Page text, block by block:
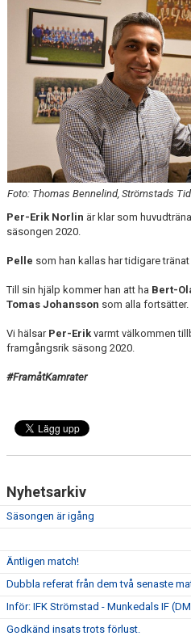
TRUPP
MATCHER
VERKSAMHETSBERÄTTELSER
Foto: Thomas Bennelind, Strömstads
Per-Erik Norlin är klar som
säsongen 2020.
Pelle som han kallas har tidigare tränat
Till sin hjälp kommer han att ha Bert-
Tomas Johansson som alla fortsätter.
Vi hälsar Per-Erik varmt välkommen
framgångsrik säsong 2020.
#FramåtKamrater
Nyhetsarkiv
Säsongen är igång
Äntligen match!
Dubbla referat från dem två senaste
Inför: IFK Strömstad - Munkedals IF
Godkänd insats trots förlust.